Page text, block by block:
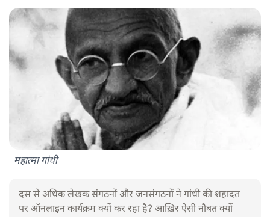
महात्मा गांधी
दस से अधिक लेखक संगठनों और जनसंगठनों ने गांधी की शहादत
पर ऑनलाइन कार्यक्रम क्यों कर रहा है? आख़िर ऐसी नौबत क्यों